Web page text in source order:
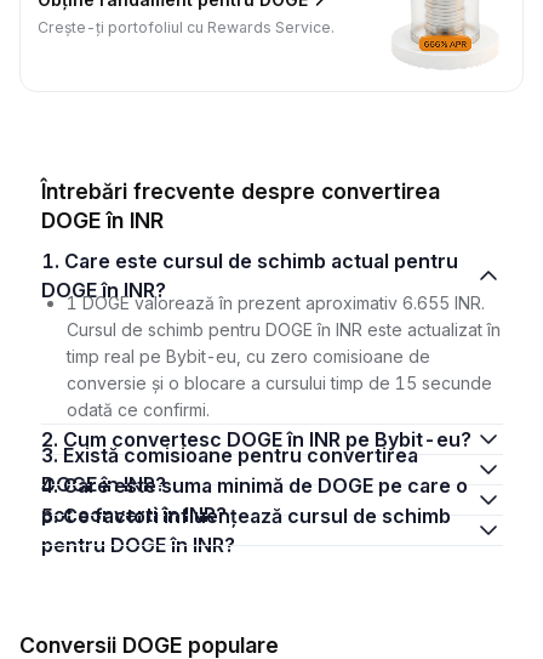
Crește-ți portofoliul cu Rewards Service.
Întrebări frecvente despre convertirea
DOGE în INR
1. Care este cursul de schimb actual pentru
DOGE în INR?
1 DOGE valorează în prezent aproximativ 6.655 INR.
Cursul de schimb pentru DOGE în INR este actualizat în
timp real pe Bybit-eu, cu zero comisioane de
conversie și o blocare a cursului timp de 15 secunde
odată ce confirmi.
2. Cum convertesc DOGE în INR pe Bybit-eu?
3. Există comisioane pentru convertirea
DOGE în INR?
4. Care este suma minimă de DOGE pe care o
pot converti în INR?
5. Ce factori influențează cursul de schimb
pentru DOGE în INR?
Conversii DOGE populare